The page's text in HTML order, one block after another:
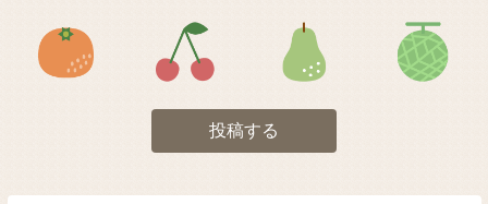
アイコン5 アイコン6 アイコン7
投稿する